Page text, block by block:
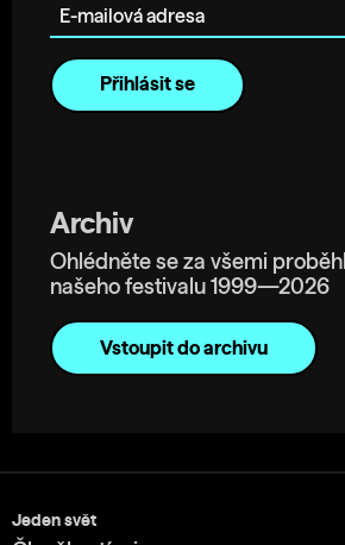
Archiv
Ohlédněte se za všemi
našeho festivalu 1999—2026
Vstoupit do archivu
Jeden svět